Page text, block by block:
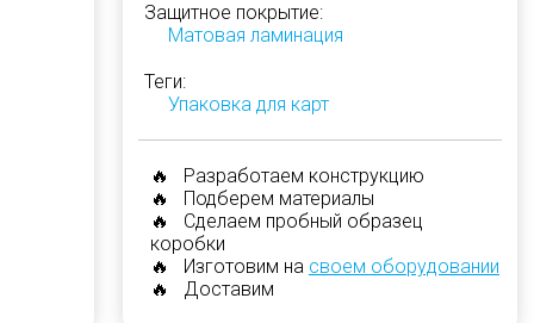
Защитное покрытие:
Матовая ламинация
Теги:
Упаковка для карт
🔥 Разработаем конструкцию
🔥 Подберем материалы
🔥 Сделаем пробный образец
коробки
🔥 Изготовим на своем оборудовании
🔥 Доставим